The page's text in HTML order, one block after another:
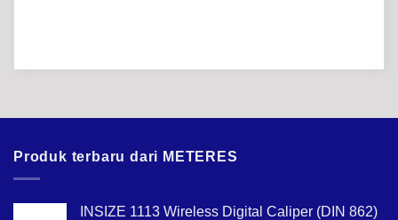
Produk terbaru dari METERES
INSIZE 1113 Wireless Digital Caliper (DIN 862)